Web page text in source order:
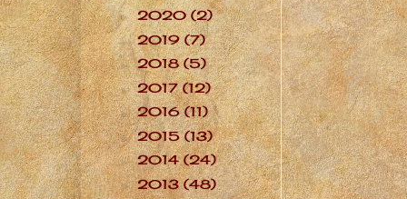
►2020(2)
►2019(7)
►2018(5)
►2017(12)
►2016(11)
►2015(13)
►2014(24)
►2013(48)